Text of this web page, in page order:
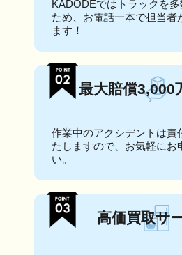
KADODEではトラックを
ため、お電話一本で担当者
ます！
最大賠償3,000
作業中のアクシデントは責
たしますので、お気軽にお
い。
高価買取サ